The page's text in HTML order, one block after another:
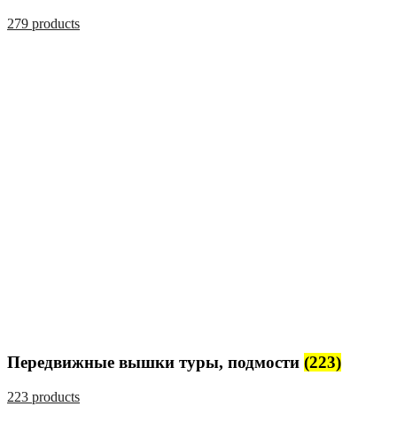
279 products
Передвижные вышки туры, подмости (223)
223 products